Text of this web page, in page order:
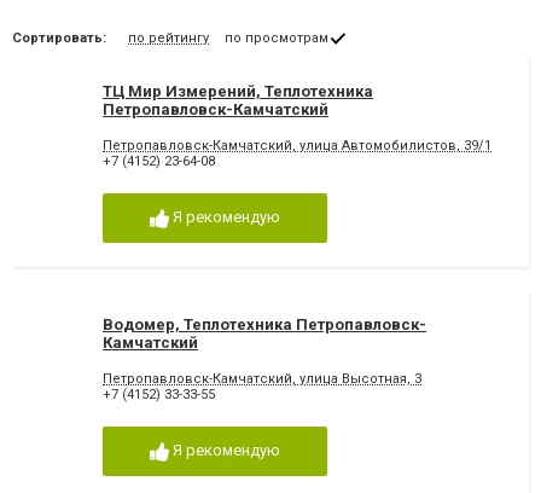
Сортировать: по рейтингу по просмотрам
ТЦ Мир Измерений, Теплотехника
Петропавловск-Камчатский
Петропавловск-Камчатский, улица Автомобилистов, 39/1
+7 (4152) 23-64-08
Я рекомендую
Водомер, Теплотехника Петропавловск-
Камчатский
Петропавловск-Камчатский, улица Высотная, 3
+7 (4152) 33-33-55
Я рекомендую